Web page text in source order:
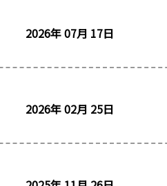
2026年 07月 17日
2026年 02月 25日